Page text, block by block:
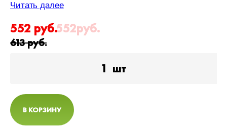
Читать далее
552 руб.
613руб.
552руб.
1 шт
В КОРЗИНУ